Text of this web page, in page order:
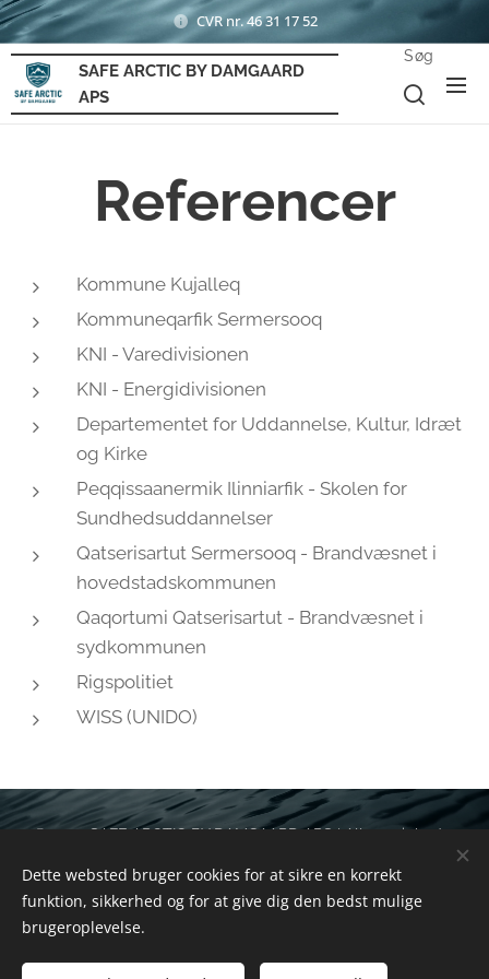
CVR nr. 46 31 17 52
SAFE ARCTIC BY DAMGAARD
APS
Søg
Referencer
Kommune Kujalleq
Kommuneqarfik Sermersooq
KNI - Varedivisionen
KNI - Energidivisionen
Departementet for Uddannelse, Kultur, Idræt
og Kirke
Peqqissaanermik Ilinniarfik - Skolen for
Sundhedsuddannelser
Qatserisartut Sermersooq - Brandvæsnet i
hovedstadskommunen
Qaqortumi Qatserisartut - Brandvæsnet i
sydkommunen
Rigspolitiet
WISS (UNIDO)
© 2025 SAFE ARCTIC BY DAMGAARD APS | Alle rettigheder
Cookies
Dette websted bruger cookies for at sikre en korrekt
funktion, sikkerhed og for at give dig den bedst mulige
brugeroplevelse.